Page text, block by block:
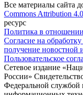
Все материалы сайта
Commons Attribution
ресурс
Политика в
Согласие на
получение новостной
Пользовательское
Сетевое издание
России»
Федеральной службой